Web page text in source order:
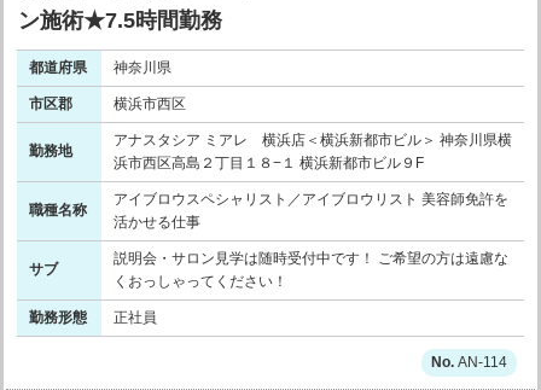
ン施術★7.5時間勤務
都道府県 神奈川県
市区郡 横浜市西区
勤務地
アナスタシア ミアレ 横浜店＜横浜新都市ビル＞ 神奈川県横
浜市西区高島２丁目１８−１ 横浜新都市ビル９F
職種名称
アイブロウスペシャリスト／アイブロウリスト 美容師免許を
活かせる仕事
サブ
説明会・サロン見学は随時受付中です！ ご希望の方は遠慮な
くおっしゃってください！
勤務形態 正社員
AN-114